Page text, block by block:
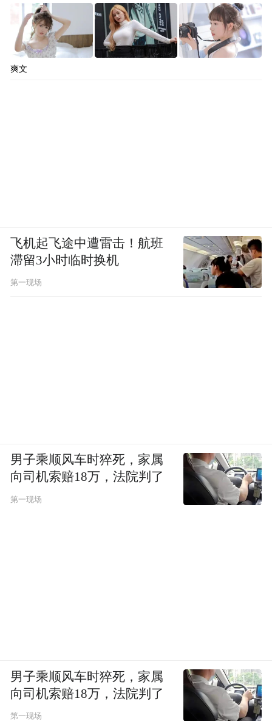
爽文
飞机起飞途中遭雷击！航班
滞留3小时临时换机
第一现场
男子乘顺风车时猝死，家属
向司机索赔18万，法院判了
第一现场
男子乘顺风车时猝死，家属
向司机索赔18万，法院判了
第一现场